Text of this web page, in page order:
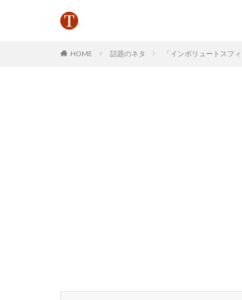
HOME 話題のネタ 「インボリュートスフ